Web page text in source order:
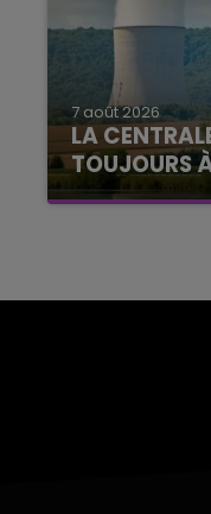
7 août 2026
LA
TOUJOURS
Cela fait déjà